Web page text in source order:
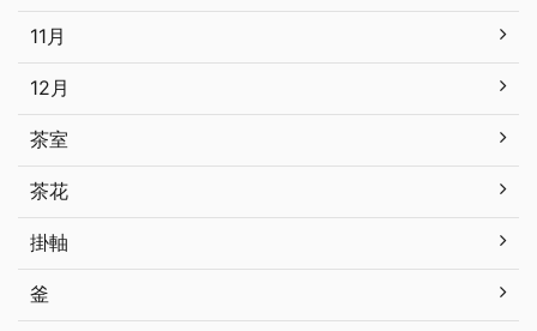
11月
12月
茶室
茶花
掛軸
釜